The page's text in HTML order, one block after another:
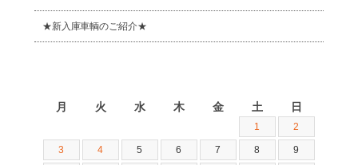
★新入庫車輌のご紹介★
月 火 水 木 金 土 日
1 2
3 4 5 6 7 8 9